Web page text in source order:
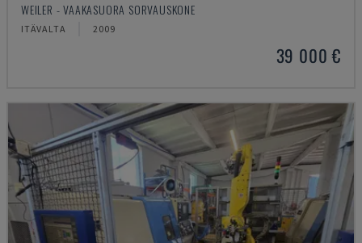
WEILER - VAAKASUORA SORVAUSKONE
ITÄVALTA 2009
39 000 €